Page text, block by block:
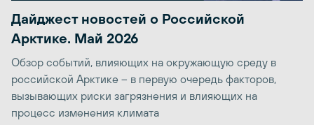
Дайджест новостей о Российской
Арктике. Май 2026
Обзор событий, влияющих на окружающую среду в
российской Арктике – в первую очередь факторов,
вызывающих риски загрязнения и влияющих на
процесс изменения климата